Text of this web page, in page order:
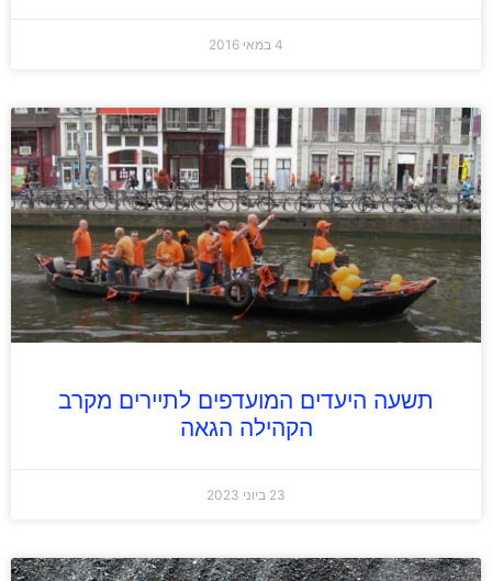
4 במאי 2016
תשעה היעדים המועדפים לתיירים מקרב
הקהילה הגאה
23 ביוני 2023